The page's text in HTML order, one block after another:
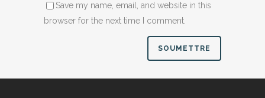
Save my name, email, and website in this
browser for the next time I comment.